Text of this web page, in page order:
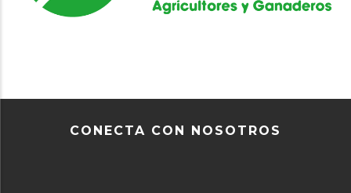
CONECTA CON NOSOTROS